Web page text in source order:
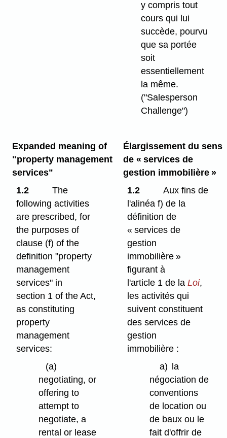
y compris tout
cours qui lui
succède, pourvu
que sa portée
soit
essentiellement
la même.
("Salesperson
Challenge")
Expanded meaning of
"property management
services"
1.2
The
following activities
are prescribed, for
the purposes of
clause (f) of the
definition "property
management
services" in
section 1 of the Act,
as constituting
property
management
services:
(a)
negotiating, or
offering to
attempt to
negotiate, a
rental or lease
Élargissement du sens
de « services de
gestion immobilière »
1.2
Aux fins de
l'alinéa f) de la
définition de
« services de
gestion
immobilière »
figurant à
l'article 1 de laLoi,
les activités qui
suivent constituent
des services de
gestion
immobilière :
a) la
négociation de
conventions
de location ou
de baux ou le
fait d'offrir de